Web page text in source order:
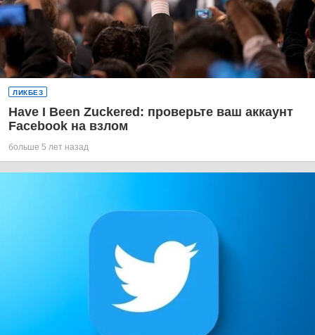
ЛИКБЕЗ
Have I Been Zuckered: проверьте ваш аккаунт
Facebook на взлом
больше 5 лет назад